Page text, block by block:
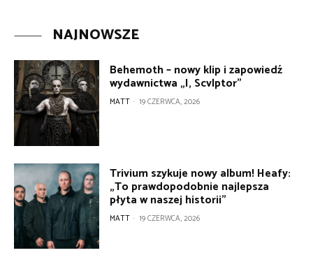
NAJNOWSZE
Behemoth – nowy klip i zapowiedź
wydawnictwa „I, Scvlptor”
MATT - 19 CZERWCA, 2026
Trivium szykuje nowy album! Heafy:
„To prawdopodobnie najlepsza
płyta w naszej historii”
MATT - 19 CZERWCA, 2026